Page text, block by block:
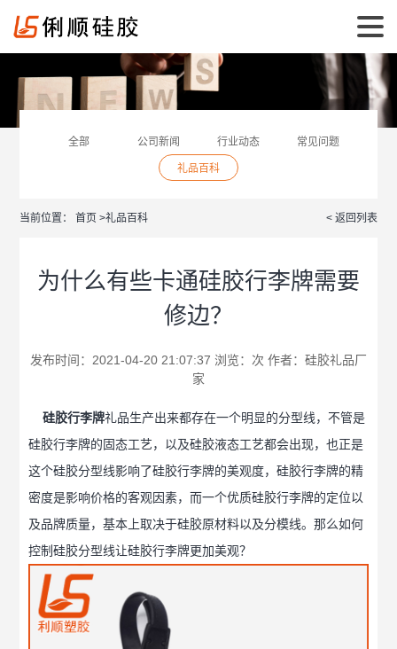
全部 公司新闻 行业动态 常见问题
礼品百科
当前位置： 首页>礼品百科 < 返回列表
为什么有些卡通硅胶行李牌需要
修边？
发布时间：2021-04-20 21:07:37 浏览： 次 作者： 硅胶礼品厂
家
硅胶行李牌礼品生产出来都存在一个明显的分型线，不管是
硅胶行李牌的固态工艺，以及硅胶液态工艺都会出现，也正是
这个硅胶分型线影响了硅胶行李牌的美观度，硅胶行李牌的精
密度是影响价格的客观因素，而一个优质硅胶行李牌的定位以
及品牌质量，基本上取决于硅胶原材料以及分模线。那么如何
控制硅胶分型线让硅胶行李牌更加美观？